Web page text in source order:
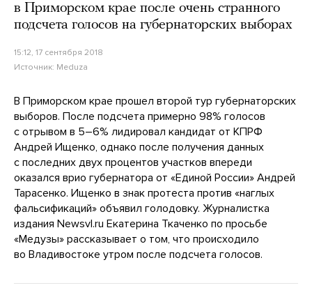
в Приморском крае после очень странного
подсчета голосов на губернаторских выборах
15:12, 17 сентября 2018
Источник: Meduza
В Приморском крае прошел второй тур губернаторских
выборов. После подсчета примерно 98% голосов
с отрывом в 5–6% лидировал кандидат от КПРФ
Андрей Ищенко, однако после получения данных
с последних двух процентов участков впереди
оказался врио губернатора от «Единой России» Андрей
Тарасенко. Ищенко в знак протеста против «наглых
фальсификаций» объявил голодовку. Журналистка
издания Newsvl.ru Екатерина Ткаченко по просьбе
«Медузы» рассказывает о том, что происходило
во Владивостоке утром после подсчета голосов.